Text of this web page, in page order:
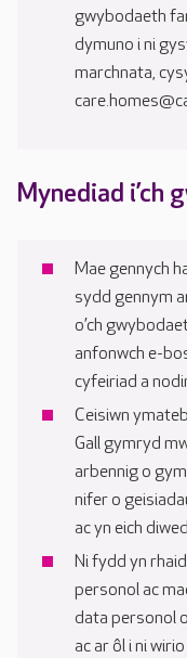
gwybodaeth
dymuno i ni
marchnata,
Mynediad i’ch
Mae gennych
sydd gennym
o’ch
anfonwch e-
cyfeiriad a
Ceisiwn
Gall gymryd
arbennig o
nifer o
ac yn eich
Ni fydd yn
personol ac
data personol
ac ar ôl i ni